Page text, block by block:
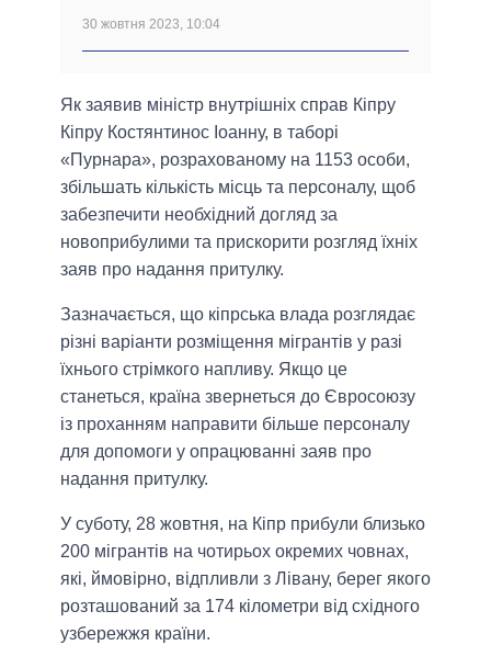
30 жовтня 2023, 10:04
Як заявив міністр внутрішніх справ Кіпру
Кіпру Костянтинос Іоанну, в таборі
«Пурнара», розрахованому на 1153 особи,
збільшать кількість місць та персоналу, щоб
забезпечити необхідний догляд за
новоприбулими та прискорити розгляд їхніх
заяв про надання притулку.
Зазначається, що кіпрська влада розглядає
різні варіанти розміщення мігрантів у разі
їхнього стрімкого напливу. Якщо це
станеться, країна звернеться до Євросоюзу
із проханням направити більше персоналу
для допомоги у опрацюванні заяв про
надання притулку.
У суботу, 28 жовтня, на Кіпр прибули близько
200 мігрантів на чотирьох окремих човнах,
які, ймовірно, відпливли з Лівану, берег якого
розташований за 174 кілометри від східного
узбережжя країни.